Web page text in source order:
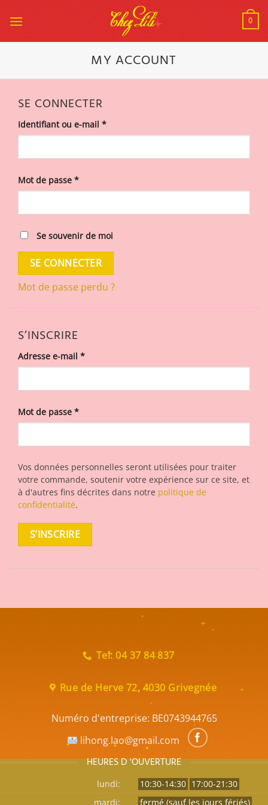
au
0
MY ACCOUNT
SE CONNECTER
Identifiant ou e-mail *Obligatoire
Mot de passe *Obligatoire
Se souvenir de moi
SE CONNECTER
Mot de passe perdu ?
S’INSCRIRE
Adresse e-mail *Obligatoire
Mot de passe *Obligatoire
Vos données personnelles seront utilisées pour traiter
votre commande, soutenir votre expérience sur ce site, et
à d'autres fins décrites dans notre politique de
confidentialité.
S’INSCRIRE
Tel: 04 37 84 837
Rue de Herve 72, 4030 Grivegnée
Numéro d'entreprise: BE0743944765
lihong.lao@gmail.com
HEURES D 'OUVERTURE
lundi: 10:30-14:30 17:00-21:30
mardi:
fermé (sauf les jours fériés)